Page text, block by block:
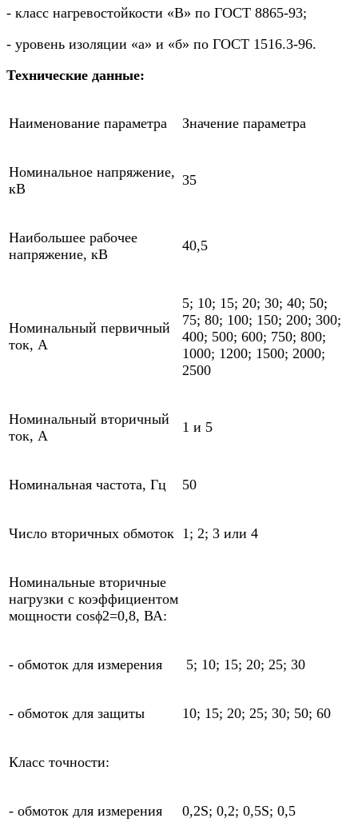
- класс нагревостойкости «В» по ГОСТ 8865-93;
- уровень изоляции «а» и «б» по ГОСТ 1516.3-96.
Технические данные:
Наименование параметра Значение параметра
Номинальное напряжение,
кВ
35
Наибольшее рабочее
напряжение, кВ
40,5
Номинальный первичный
ток, А
5; 10; 15; 20; 30; 40; 50;
75; 80; 100; 150; 200; 300;
400; 500; 600; 750; 800;
1000; 1200; 1500; 2000;
2500
Номинальный вторичный
ток, А
1 и 5
Номинальная частота, Гц 50
Число вторичных обмоток 1; 2; 3 или 4
Номинальные вторичные
нагрузки с коэффициентом
мощности cosϕ2=0,8, ВА:
- обмоток для измерения 5; 10; 15; 20; 25; 30
- обмоток для защиты 10; 15; 20; 25; 30; 50; 60
Класс точности:
- обмоток для измерения 0,2S; 0,2; 0,5S; 0,5